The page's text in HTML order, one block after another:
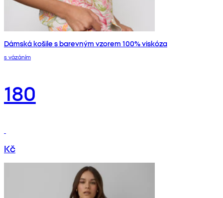
Dámská košile s barevným vzorem 100% viskóza
s vázáním
180
Kč